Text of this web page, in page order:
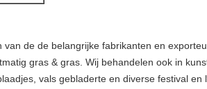
de de belangrijke fabrikanten en
gras & gras. Wij behandelen ook in
vals gebladerte en diverse festival en